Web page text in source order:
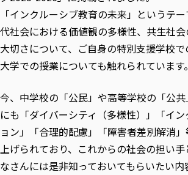
キャンパス案内
初年次教育（リエゾンゼミⅠ）について
リエゾンゼミ・ナビ（テキスト等）
お役立ち情報（リンク集）
放射線モニタリング測定結果（国見キャン
IR情報
学校教育法施行規則第172条の2に基づく
教職課程における情報の公表
学部・学科等設置計画履行状況報告書
仏教専修科
大学院
大学院
総合福祉学研究科 社会福祉学専攻 博士
総合福祉学研究科 福祉心理学専攻 修士
教育学研究科 教育学専攻 修士課程
通信教育部
通信教育部
通信制大学院 総合福祉学研究科 社会福祉
通信制大学院 総合福祉学研究科 福祉心理
カリキュラム（学部・大学院）
その他の就学機会
学びの特徴
東北福祉大学のキャリア教育
採用ご担当者様へ
センター長の挨拶
求人の受付について
単独学内説明会のご案内
在学生の方
在学生の方
資格取得報奨制度について
卒業生の方
卒業生の方
卒業後のキャリア支援体制
在学生による訪問、情報提供へのご協力
卒業生アンケート
東北福祉大学のDNA
在学生インタビュー
外国人在学生
Prospective Students
学生支援センター国際交流の活動
スタッフ紹介
ニュース一覧
東北福祉大学の研究活動
東北福祉大学の研究活動
東北福祉大学の研究紹介
共同研究等をご検討の皆様へ
東北福祉大学の紀要・リポジトリ
東北福祉大学の紀要・リポジトリ
教職研究
東北福祉大学教育・教職センター特別支
芹沢銈介美術工芸館年報
東北福祉大学機関リポジトリ
産学・産学官連携
産学・産学官連携
「高齢者のフレイル予防及びデジタルデ
高齢者施設特化型モジュラー車いす開発
学生参加 × 産学官連携 ～ 「行学一如」
社会貢献・地域連携活動
社会貢献・地域連携活動
社会貢献への取り組み
社会貢献・地域連携活動報告書
生涯学習・社会人講座
自治体・団体等との主な協定
生涯教育・
生涯学習・社会人講座
特別支援教育研究室
TFU教育フォーラム
関連法人
取材について
施設利用
同窓会
学内ポータルシステム
「インクルーシブ教育の未来」というテ
代社会における価値観の多様性、共生社
大切さについて、ご自身の特別支援学校で
大学での授業についても触れられています。
今、中学校の「公民」や高等学校の「公
にも「ダイバーシティ（多様性）」「イ
ョン」「合理的配慮」「障害者差別解消」
上げられており、これからの社会の担い手
なさんには是非知っておいてもらいたい内